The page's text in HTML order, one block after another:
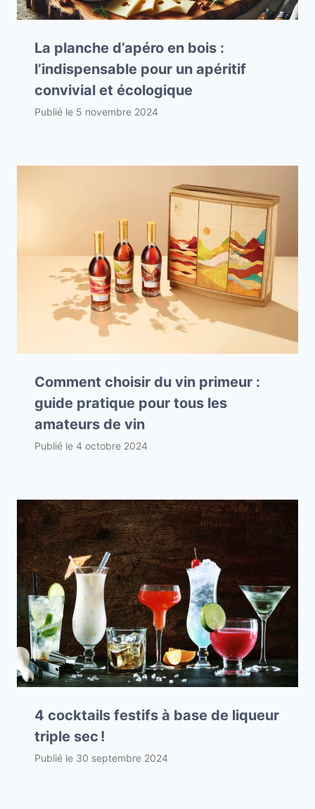
La planche d’apéro en bois :
l’indispensable pour un apéritif
convivial et écologique
Publié le 5 novembre 2024
Comment choisir du vin primeur :
guide pratique pour tous les
amateurs de vin
Publié le 4 octobre 2024
4 cocktails festifs à base de liqueur
triple sec !
Publié le 30 septembre 2024